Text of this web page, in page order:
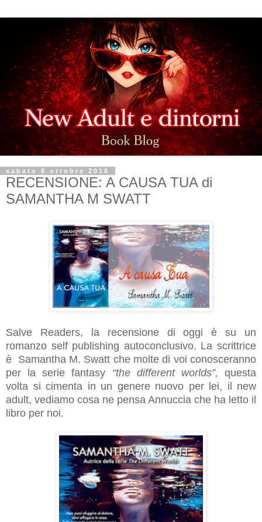
sabato 8 ottobre 2016
RECENSIONE: A CAUSA TUA di
SAMANTHA M SWATT
Salve Readers, la recensione di oggi è su un
romanzo self publishing autoconclusivo. La scrittrice
è Samantha M. Swatt che molte di voi conosceranno
per la serie fantasy “the different worlds”,questa
volta si cimenta in un genere nuovo per lei, il new
adult, vediamo cosa ne pensa Annuccia che ha letto il
libro per noi.